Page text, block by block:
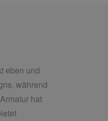
eben und
während
hat